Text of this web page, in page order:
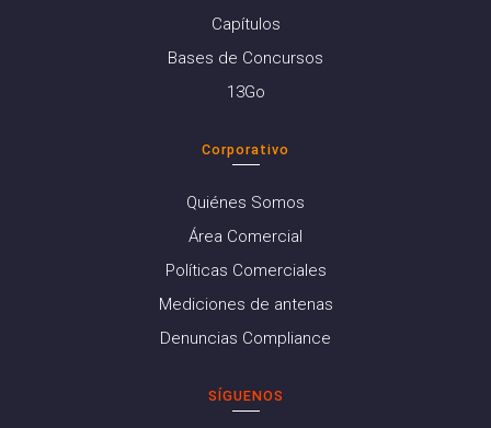
Capítulos
Bases de Concursos
13Go
Corporativo
Quiénes Somos
Área Comercial
Políticas Comerciales
Mediciones de antenas
Denuncias Compliance
SÍGUENOS